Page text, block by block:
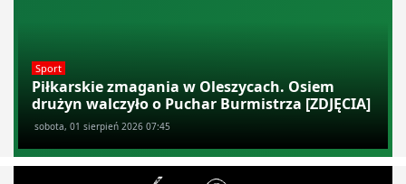
Sport
Piłkarskie zmagania w Oleszycach. Osiem
drużyn walczyło o Puchar Burmistrza [ZDJĘCIA]
sobota, 01 sierpień 2026 07:45